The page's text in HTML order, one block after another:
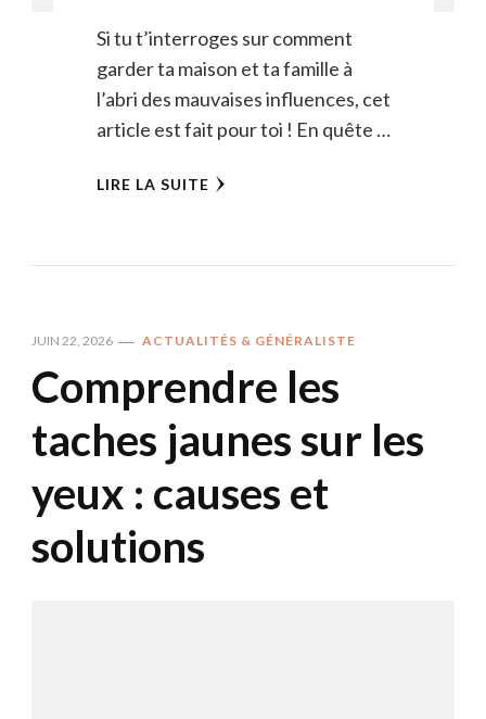
Si tu t’interroges sur comment
garder ta maison et ta famille à
l’abri des mauvaises influences, cet
article est fait pour toi ! En quête …
LIRE LA SUITE
JUIN 22, 2026 ACTUALITÉS & GÉNÉRALISTE
Comprendre les
taches jaunes sur les
yeux : causes et
solutions